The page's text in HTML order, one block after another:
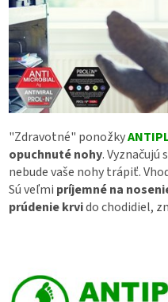
"Zdravotné" ponožky
opuchnuté nohy. Vyznačujú
nebude vaše nohy trápiť.
Sú veľmi príjemné na
prúdenie krvido chodidiel,